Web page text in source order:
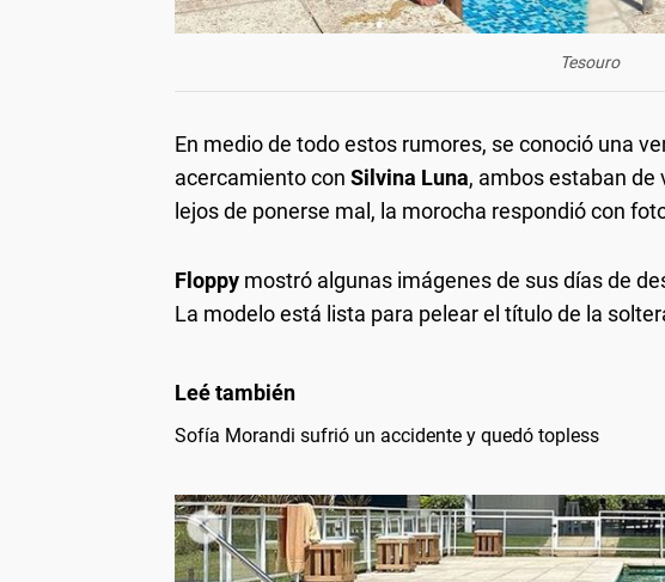
Tesouro
En medio de todo estos rumores, se conoció una
acercamiento con Silvina Luna, ambos estaban de
lejos de ponerse mal, la morocha respondió con
Floppy mostró algunas imágenes de sus días de
La modelo está lista para pelear el título de la
Sofía Morandi sufrió un accidente y quedó topless